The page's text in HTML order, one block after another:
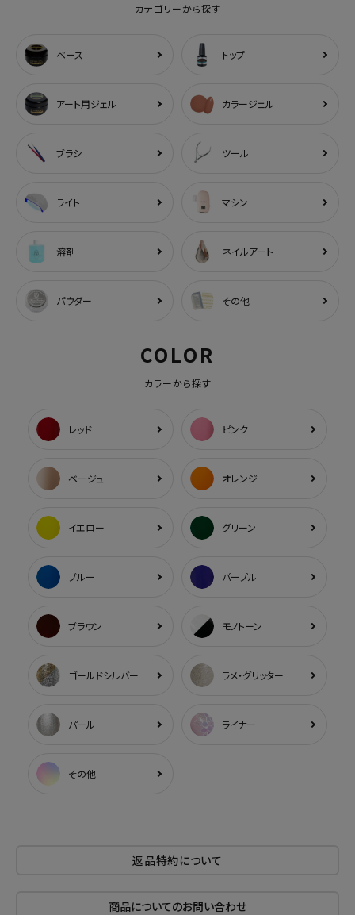
カテゴリーから探す
ベース トップ
アート用ジェル カラージェル
ブラシ ツール
ライト マシン
溶剤 ネイルアート
パウダー その他
COLOR
カラーから探す
レッド ピンク
ベージュ オレンジ
イエロー グリーン
ブルー パープル
ブラウン モノトーン
ゴールドシルバー ラメ・グリッター
パール ライナー
その他
返品特約について
商品についてのお問い合わせ